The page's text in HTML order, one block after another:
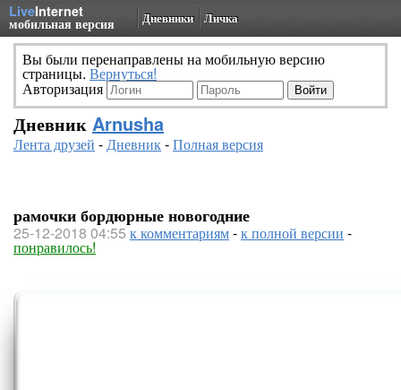
LiveInternet
мобильная версия Дневники Личка
Вы были перенаправлены на мобильную версию
страницы. Вернуться!
Авторизация
Дневник Arnusha
Лента друзей -Дневник-Полная версия
рамочки бордюрные новогодние
25-12-2018 04:55 к комментариям-к полной версии -
понравилось!